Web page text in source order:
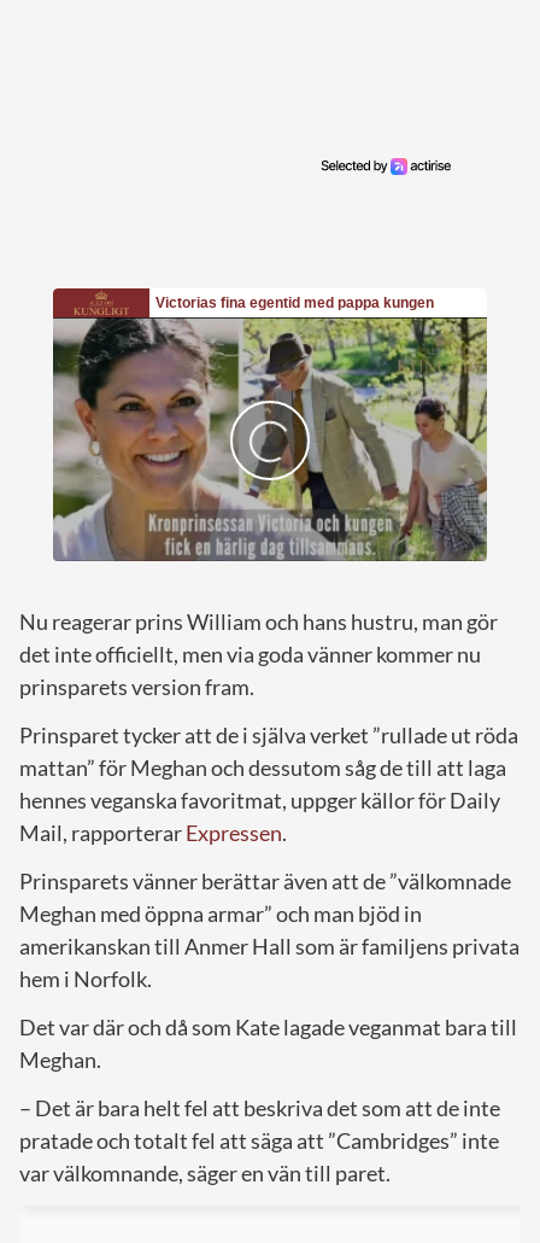
Nu reagerar prins William och hans hustru, man gör
det inte officiellt, men via goda vänner kommer nu
prinsparets version fram.
Prinsparet tycker att de i själva verket ”rullade ut röda
mattan” för Meghan och dessutom såg de till att laga
hennes veganska favoritmat, uppger källor för Daily
Mail, rapporterarExpressen.
Prinsparets vänner berättar även att de ”välkomnade
Meghan med öppna armar” och man bjöd in
amerikanskan till Anmer Hall som är familjens privata
hem i Norfolk.
Det var där och då som Kate lagade veganmat bara till
Meghan.
– Det är bara helt fel att beskriva det som att de inte
pratade och totalt fel att säga att ”Cambridges” inte
var välkomnande, säger en vän till paret.